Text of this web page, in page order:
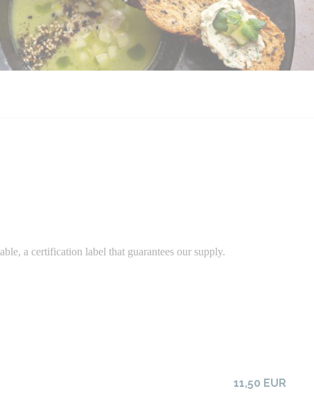
a certification label that guarantees our supply.
11,50 EUR